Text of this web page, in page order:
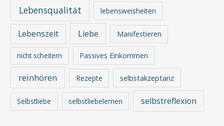
Lebensqualität lebensweisheiten
Lebenszeit Liebe Manifestieren
nicht scheitern Passives Einkommen
reinhören Rezepte selbstakzeptanz
Selbstliebe selbstliebelernen selbstreflexion